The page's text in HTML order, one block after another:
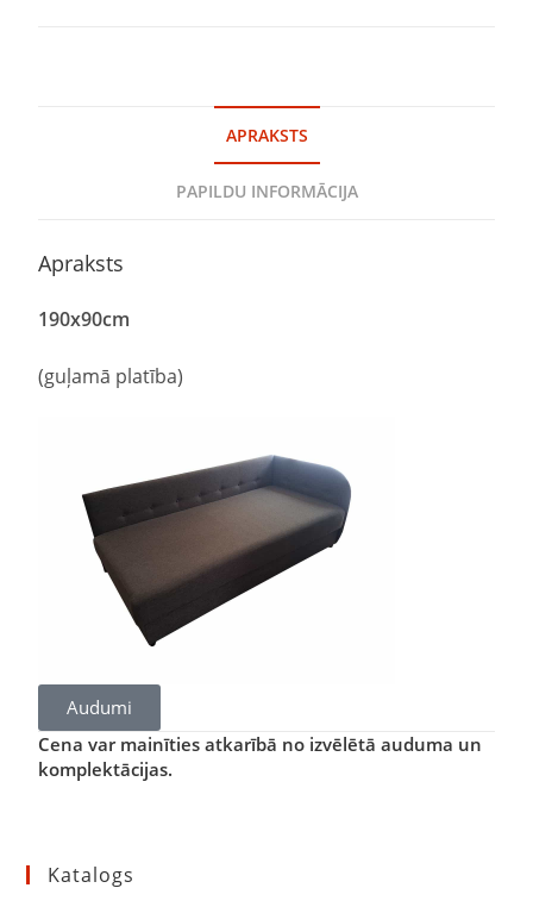
APRAKSTS
PAPILDU INFORMĀCIJA
Apraksts
190x90cm
(guļamā platība)
Audumi
Cena var mainīties atkarībā no izvēlētā auduma un
komplektācijas.
Katalogs